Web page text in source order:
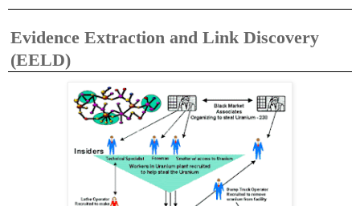
Evidence Extraction and Link Discovery
(EELD)